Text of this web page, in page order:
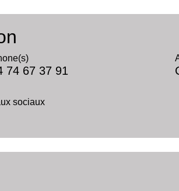
74 67 37 91
sociaux